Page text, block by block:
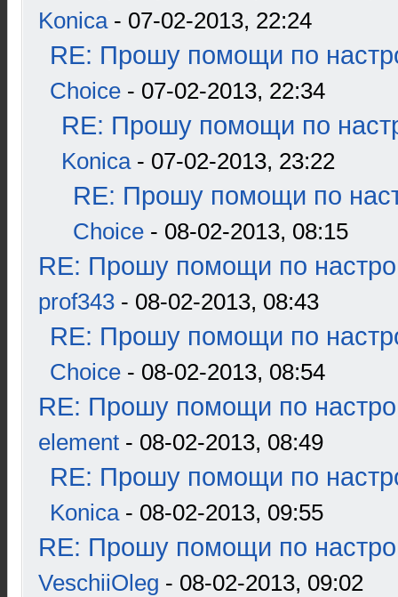
Konica- 07-02-2013, 22:24
RE: Прошу помощи по
Choice - 07-02-2013, 22:34
RE: Прошу помощи по
Konica- 07-02-2013, 23:22
RE: Прошу помощи по
Choice - 08-02-2013, 08:15
RE: Прошу помощи по
prof343 - 08-02-2013, 08:43
RE: Прошу помощи по
Choice - 08-02-2013, 08:54
RE: Прошу помощи по
element - 08-02-2013, 08:49
RE: Прошу помощи по
Konica- 08-02-2013, 09:55
RE: Прошу помощи по
VeschiiOleg - 08-02-2013, 09:02